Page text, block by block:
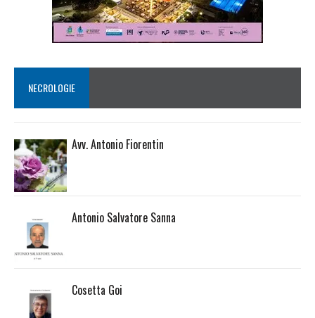
NECROLOGIE
Avv. Antonio Fiorentin
Antonio Salvatore Sanna
Cosetta Goi